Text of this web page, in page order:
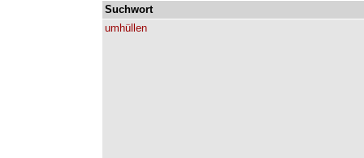
Suchwort
umhüllen